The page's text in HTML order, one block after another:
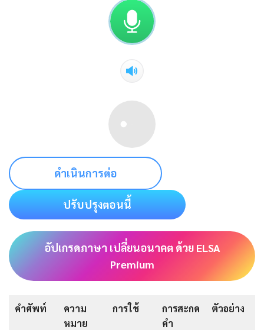
ดำเนินการต่อ
ปรับปรุงตอนนี้
อัปเกรดภาษา เปลี่ยนอนาคต ด้วย ELSA
Premium
คำศัพท์
ความ
หมาย
การใช้
การสะกด
คำ
ตัวอย่าง